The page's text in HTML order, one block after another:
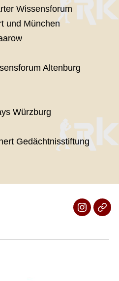
Wissensforum
und München
Altenburg
Würzburg
Gedächtnisstiftung